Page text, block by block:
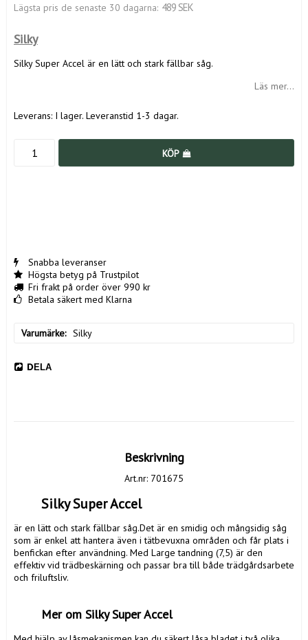
Lägsta pris de senaste 30 dagarna 489 SEK
Silky
Silky Super Accel är en lätt och stark fällbar såg.
Läs mer...
Leverans: I lager. Leveranstid 1-3 dagar.
KÖP
Snabba leveranser
Högsta betyg på Trustpilot
Fri frakt på order över 990 kr
Betala säkert med Klarna
Varumärke Silky
DELA
Beskrivning
Art.nr: 701675
	Silky Super Accel
är en lätt och stark fällbar såg.Det är en smidig och mångsidig såg
som är enkel att hantera även i tätbevuxna områden och får plats i
benfickan efter användning. Med Large tandning (7,5) är den
effektiv vid trädbeskärning och passar bra till både trädgårdsarbete
och friluftsliv.
	Mer om Silky Super Accel